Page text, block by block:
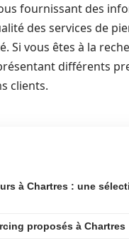
fournissant des
des services de
Si vous êtes à la
différents
clients.
à Chartres : une
proposés à Chartres